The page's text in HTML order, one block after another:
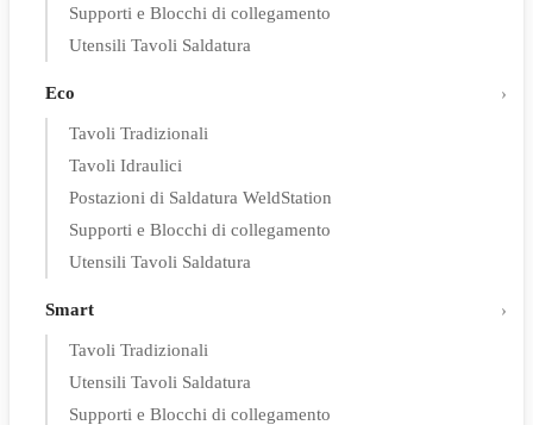
Supporti e Blocchi di collegamento
Utensili Tavoli Saldatura
Eco
Tavoli Tradizionali
Tavoli Idraulici
Postazioni di Saldatura WeldStation
Supporti e Blocchi di collegamento
Utensili Tavoli Saldatura
Smart
Tavoli Tradizionali
Utensili Tavoli Saldatura
Supporti e Blocchi di collegamento